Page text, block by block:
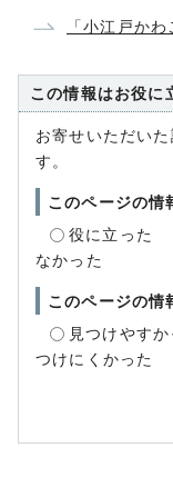
「小江戸か
この情報はお役に
お寄せいただい
す。
このページの情
役に立った
なかった
このページの情
見つけやすか
つけにくかった